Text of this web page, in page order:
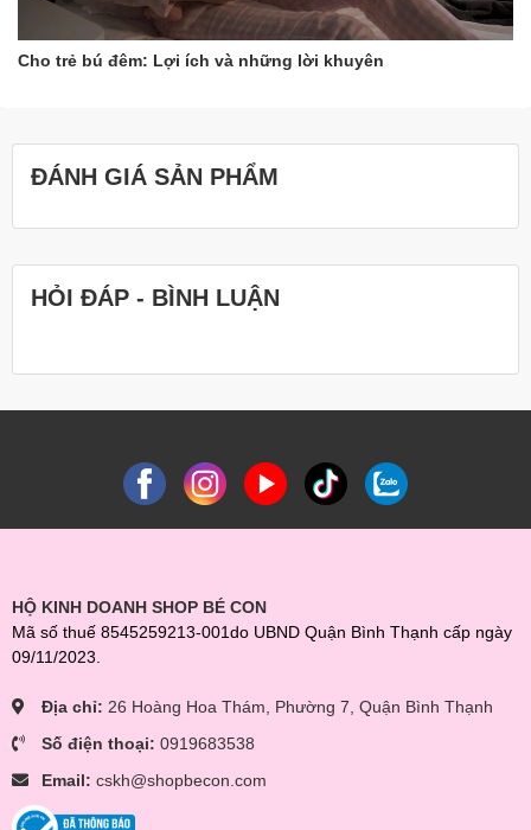
Cho trẻ bú đêm: Lợi ích và những lời khuyên
ĐÁNH GIÁ SẢN PHẨM
HỎI ĐÁP - BÌNH LUẬN
HỘ KINH DOANH SHOP BÉ CON
Mã số thuế 8545259213-001do UBND Quận Bình Thạnh cấp ngày
09/11/2023.
Địa chỉ: 26 Hoàng Hoa Thám, Phường 7, Quận Bình Thạnh
Số điện thoại: 0919683538
Email: cskh@shopbecon.com